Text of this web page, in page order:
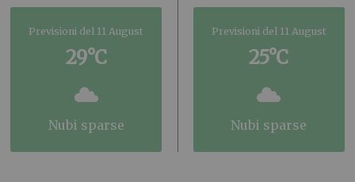
Previsioni del 11 August
29°C
nubi sparse
Previsioni del 11 August
25°C
nubi sparse